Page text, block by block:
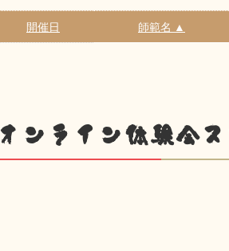
開催日 師範名 ▲
オンライン体験会